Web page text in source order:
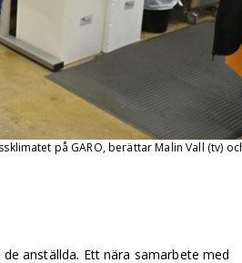
på GARO, berättar Malin Vall (tv)
anställda. Ett nära samarbete med